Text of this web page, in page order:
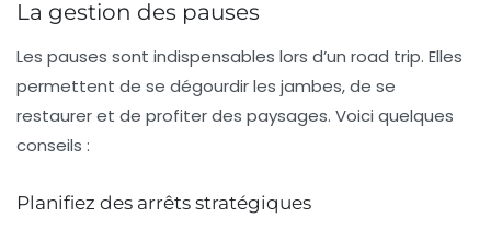
La gestion des pauses
Les pauses sont indispensables lors d’un road trip. Elles
permettent de se dégourdir les jambes, de se
restaurer et de profiter des paysages. Voici quelques
conseils :
Planifiez des arrêts stratégiques